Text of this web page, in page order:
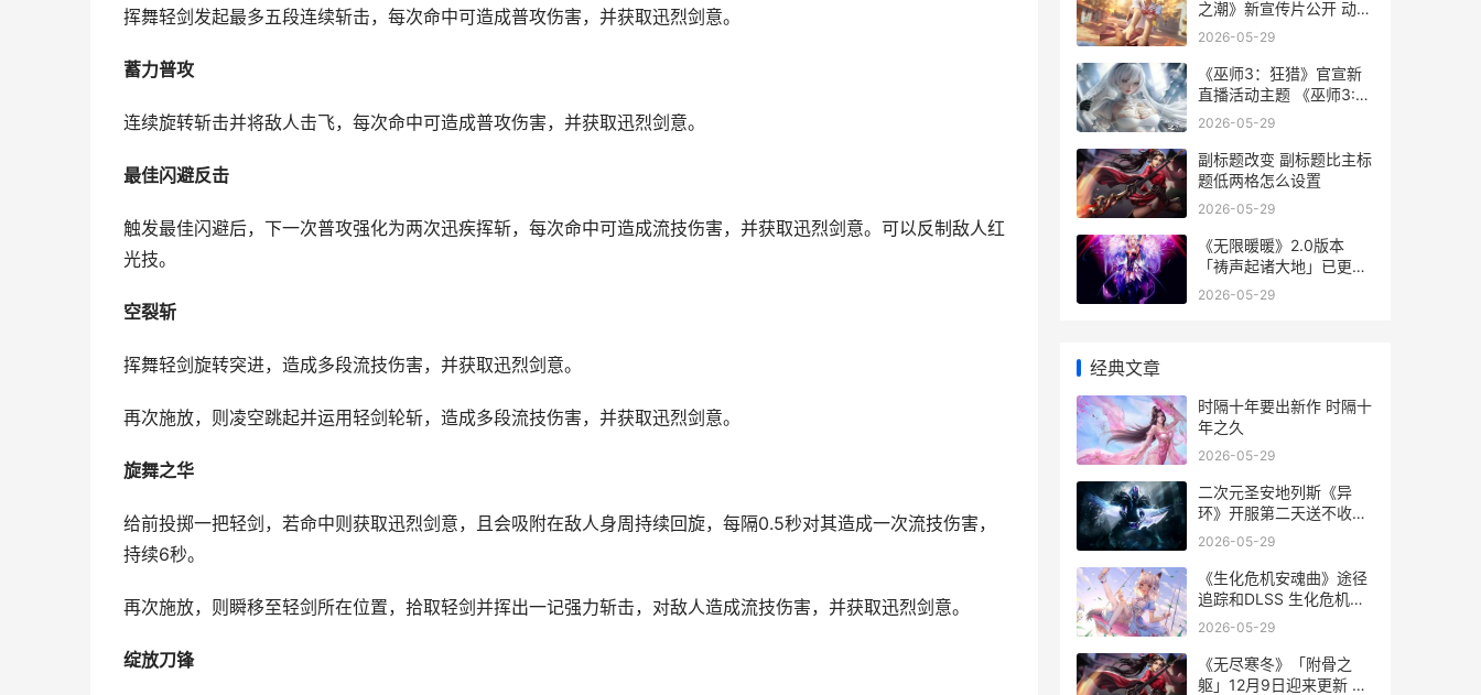
挥舞轻剑发起最多五段连续斩击，每次命中可造成普攻伤害，并获取迅烈剑意。
蓄力普攻
连续旋转斩击并将敌人击飞，每次命中可造成普攻伤害，并获取迅烈剑意。
最佳闪避反击
触发最佳闪避后，下一次普攻强化为两次迅疾挥斩，每次命中可造成流技伤害，并获取迅烈剑意。可以反制敌人红
光技。
空裂斩
挥舞轻剑旋转突进，造成多段流技伤害，并获取迅烈剑意。
再次施放，则凌空跳起并运用轻剑轮斩，造成多段流技伤害，并获取迅烈剑意。
旋舞之华
给前投掷一把轻剑，若命中则获取迅烈剑意，且会吸附在敌人身周持续回旋，每隔0.5秒对其造成一次流技伤害，
持续6秒。
再次施放，则瞬移至轻剑所在位置，拾取轻剑并挥出一记强力斩击，对敌人造成流技伤害，并获取迅烈剑意。
绽放刀锋
之潮》新宣传片公开 动作
类游戏大作
2026-05-29
《巫师3：狂猎》官宣新
直播活动主题 《巫师3:狂
猎》中海克娜煎药的效果
2026-05-29
副标题改变 副标题比主标
题低两格怎么设置
2026-05-29
《无限暖暖》2.0版本
「祷声起诸大地」已更新
完毕 《无限暖暖》2.0版
2026-05-29
经典文章
时隔十年要出新作 时隔十
年之久
2026-05-29
二次元圣安地列斯《异
环》开服第二天送不收费
十抽 圣安地列斯动漫美女
2026-05-29
《生化危机安魂曲》途径
追踪和DLSS 生化危机安
魂曲攻略图文
2026-05-29
《无尽寒冬》「附骨之
躯」12月9日迎来更新 无